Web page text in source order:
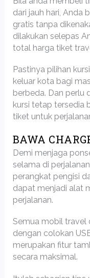
dari jauh hari, Anda
gratis tanpa
dilakukan selepas
total harga tiket
Pastinya pilihan
keluar kota bagi
berbeda. Dan perlu
kursi tetap tersedia
tiket untuk
BAWA
Demi menjaga
selama di
perangkat pengisi
dapat menjadi alat
perjalanan.
Semua mobil travel
dengan colokan
merupakan fitur
secara maksimal.